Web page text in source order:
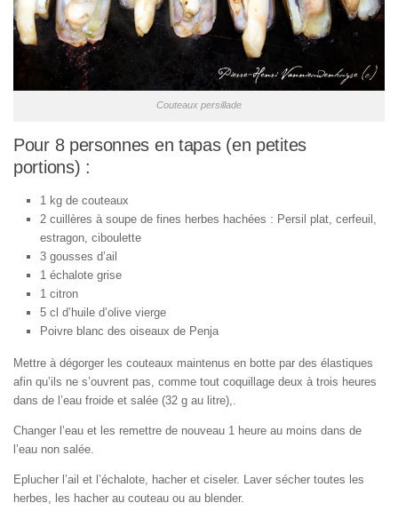
Couteaux persillade
Pour 8 personnes en tapas (en petites
portions) :
1 kg de couteaux
2 cuillères à soupe de fines herbes hachées : Persil plat, cerfeuil,
estragon, ciboulette
3 gousses d’ail
1 échalote grise
1 citron
5 cl d’huile d’olive vierge
Poivre blanc des oiseaux de Penja
Mettre à dégorger les couteaux maintenus en botte par des élastiques
afin qu’ils ne s’ouvrent pas, comme tout coquillage deux à trois heures
dans de l’eau froide et salée (32 g au litre),.
Changer l’eau et les remettre de nouveau 1 heure au moins dans de
l’eau non salée.
Eplucher l’ail et l’échalote, hacher et ciseler. Laver sécher toutes les
herbes, les hacher au couteau ou au blender.